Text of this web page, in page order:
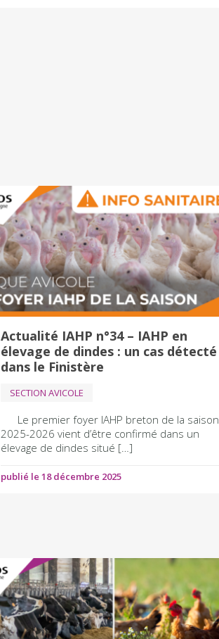
Actualité IAHP n°34 – IAHP en
élevage de dindes : un cas détecté
dans le Finistère
SECTION AVICOLE
Le premier foyer IAHP breton de la saison
2025-2026 vient d’être confirmé dans un
élevage de dindes situé […]
publié le 18 décembre 2025